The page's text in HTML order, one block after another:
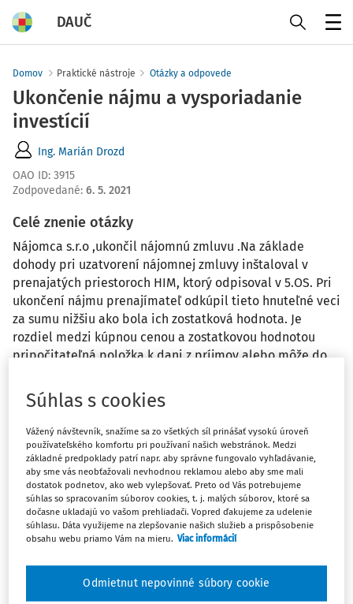
DAUČ
Domov Praktické nástroje Otázky a odpovede
Ukončenie nájmu a vysporiadanie
investícií
Ing. Marián Drozd
OAO ID: 3915
Zodpovedané: 6. 5. 2021
Celé znenie otázky
Nájomca s.r.o ,ukončil nájomnú zmluvu .Na základe
dohody pri uzatvorení nájomnej zmluvy inštaloval v
prenajatých priestoroch HIM, ktorý odpisoval v 5.OS. Pri
ukončení nájmu prenajímateľ odkúpil tieto hnuteľné veci
za sumu nižšiu ako bola ich zostatková hodnota. Je
rozdiel medzi kúpnou cenou a zostatkovou hodnotou
pripočitateľná položka k dani z príjmov alebo môže do
HIM.
Odpoveď
Máte predplatné? Prihláste sa
Zatiaľ ste si prečítali len začiatok...
Súhlas s cookies
Vážený návštevník, snažíme sa zo všetkých síl prinášať vysokú úroveň
používateľského komfortu pri používaní našich webstránok. Medzi
základné predpoklady patrí napr. aby správne fungovalo vyhľadávanie,
aby sme vás neobťažovali nevhodnou reklamou alebo aby sme mali
dostatok podnetov, ako web vylepšovať. Preto od Vás potrebujeme
súhlas so spracovaním súborov cookies, t. j. malých súborov, ktoré sa
dočasne ukladajú vo vašom prehliadači. Vopred ďakujeme za udelenie
súhlasu. Dáta využijeme na zlepšovanie našich služieb a prispôsobenie
obsahu webu priamo Vám na mieru. Viac informácií
Odmietnut nepovinné súbory cookie